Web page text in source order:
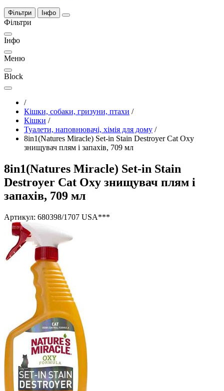
Фільтри Інфо
Фільтри
Інфо
Меню
Block
/
Кішки, собаки, гризуни, птахи /
Кішки /
Туалети, наповнювачі, хімія для дому /
8in1(Natures Miracle) Set-in Stain Destroyer Cat Oxy
знищувач плям і запахів, 709 мл
8in1(Natures Miracle) Set-in Stain
Destroyer Cat Oxy знищувач плям і
запахів, 709 мл
Артикул: 680398/1707 USA***